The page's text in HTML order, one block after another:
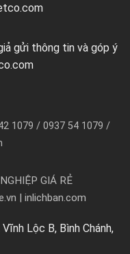
gửi thông tin và góp ý
1079 / 0937 54 1079 /
GIÁ RẺ
| inlichban.com
Lộc B, Bình Chánh,